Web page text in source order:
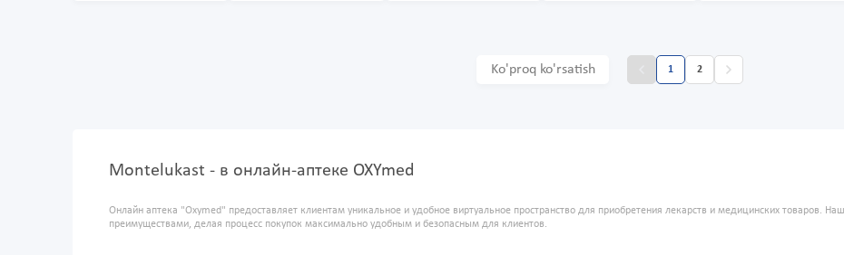
Ko'proq ko'rsatish 1 2
Montelukast - в онлайн-аптеке OXYmed
Онлайн аптека "Oxymed" предоставляет клиентам уникальное и удобное виртуальное пространство для приобретения лекарств и медицинских товаров.
преимуществами, делая процесс покупок максимально удобным и безопасным для клиентов.